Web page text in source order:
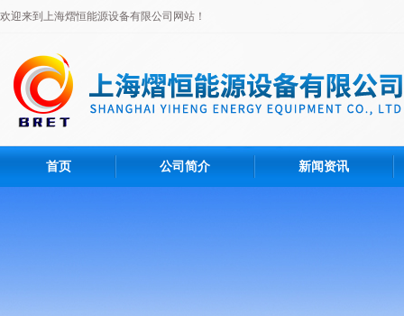
欢迎来到上海熠恒能源设备有限公司网站！
首页 公司简介 新闻资讯